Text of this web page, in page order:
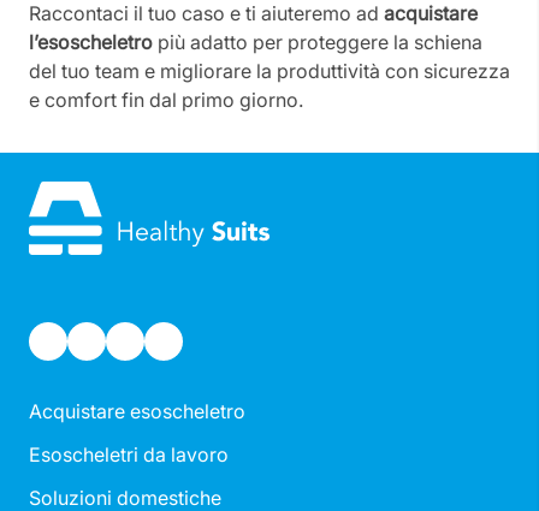
Raccontaci il tuo caso e ti aiuteremo ad acquistare
l’esoscheletro più adatto per proteggere la schiena
del tuo team e migliorare la produttività con sicurezza
e comfort fin dal primo giorno.
Acquistare esoscheletro
Esoscheletri da lavoro
Soluzioni domestiche